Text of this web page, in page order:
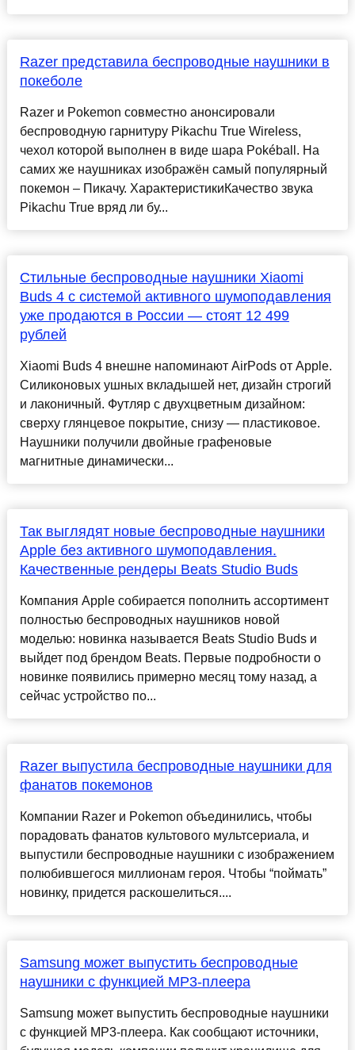
Razer представила беспроводные наушники в
покеболе
Razer и Pokemon совместно анонсировали
беспроводную гарнитуру Pikachu True Wireless,
чехол которой выполнен в виде шара Pokéball. На
самих же наушниках изображён самый популярный
покемон – Пикачу. ХарактеристикиКачество звука
Pikachu True вряд ли бу...
Стильные беспроводные наушники Xiaomi
Buds 4 с системой активного шумоподавления
уже продаются в России — стоят 12 499
рублей
Xiaomi Buds 4 внешне напоминают AirPods от Apple.
Силиконовых ушных вкладышей нет, дизайн строгий
и лаконичный. Футляр с двухцветным дизайном:
сверху глянцевое покрытие, снизу — пластиковое.
Наушники получили двойные графеновые
магнитные динамически...
Так выглядят новые беспроводные наушники
Apple без активного шумоподавления.
Качественные рендеры Beats Studio Buds
Компания Apple собирается пополнить ассортимент
полностью беспроводных наушников новой
моделью: новинка называется Beats Studio Buds и
выйдет под брендом Beats. Первые подробности о
новинке появились примерно месяц тому назад, а
сейчас устройство по...
Razer выпустила беспроводные наушники для
фанатов покемонов
Компании Razer и Pokemon объединились, чтобы
порадовать фанатов культового мультсериала, и
выпустили беспроводные наушники с изображением
полюбившегося миллионам героя. Чтобы “поймать”
новинку, придется раскошелиться....
Samsung может выпустить беспроводные
наушники с функцией MP3-плеера
Samsung может выпустить беспроводные наушники
с функцией MP3-плеера. Как сообщают источники,